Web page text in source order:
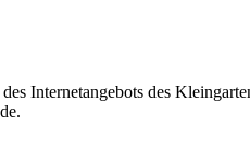
Internetangebots des